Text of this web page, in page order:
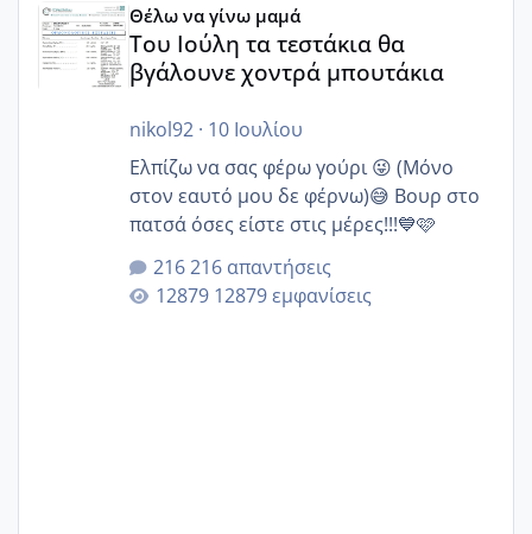
Θέλω να γίνω μαμά
Του Ιούλη τα τεστάκια θα
βγάλουνε χοντρά μπουτάκια
nikol92· 10 Ιουλίου
Ελπίζω να σας φέρω γούρι 😜 (Μόνο
στον εαυτό μου δε φέρνω)😅 Βουρ στο
πατσά όσες είστε στις μέρες!!!💙🩷
216 απαντήσεις
12879 εμφανίσεις